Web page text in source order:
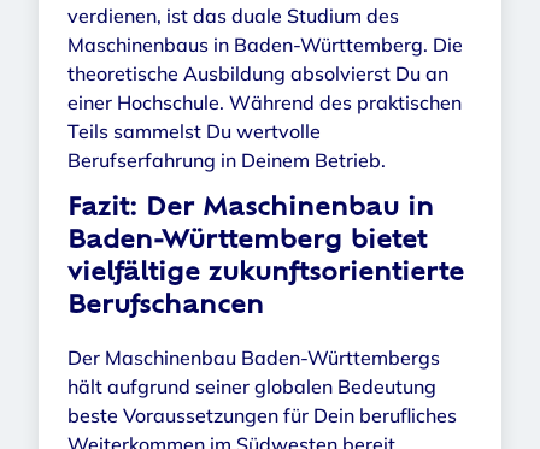
verdienen, ist das duale Studium des
Maschinenbaus in Baden-Württemberg. Die
theoretische Ausbildung absolvierst Du an
einer Hochschule. Während des praktischen
Teils sammelst Du wertvolle
Berufserfahrung in Deinem Betrieb.
Fazit: Der Maschinenbau in
Baden-Württemberg bietet
vielfältige zukunftsorientierte
Berufschancen
Der Maschinenbau Baden-Württembergs
hält aufgrund seiner globalen Bedeutung
beste Voraussetzungen für Dein berufliches
Weiterkommen im Südwesten bereit.